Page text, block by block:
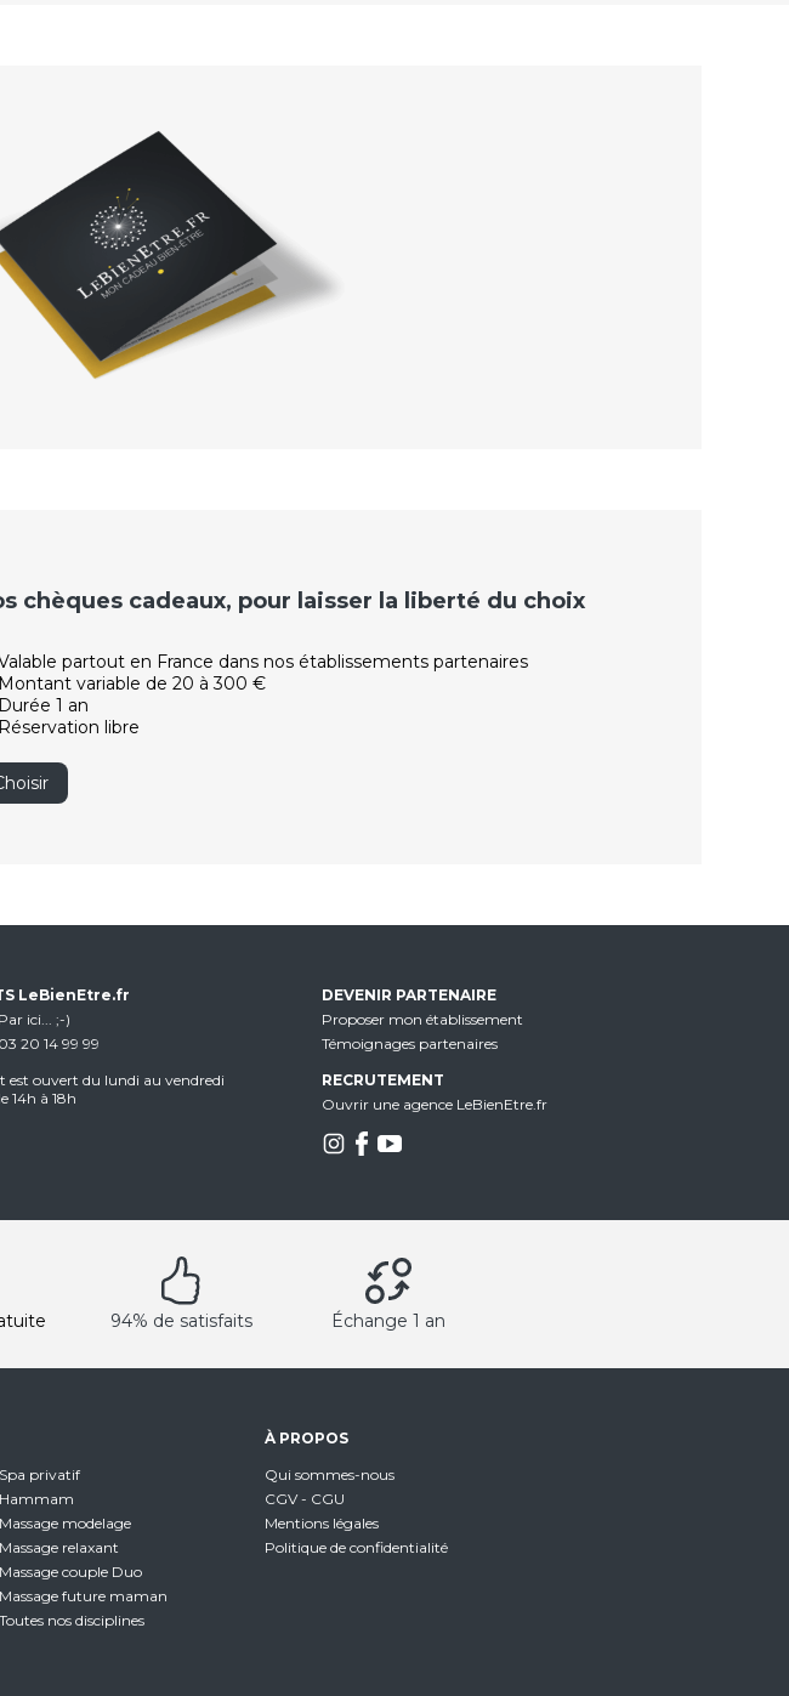
chèques cadeaux, pour laisser la liberté du choix
partout en France dans nos établissements partenaires
Montant variable de 20 à 300 €
Durée 1 an
Réservation libre
LeBienEtre.fr
Par ici... ;-)
03 20 14 99 99
est ouvert du lundi au vendredi
14h à 18h
DEVENIR PARTENAIRE
Proposer mon établissement
Témoignages partenaires
RECRUTEMENT
Ouvrir une agence LeBienEtre.fr
94% de satisfaits Échange 1 an
Spa privatif
Hammam
Massage modelage
Massage relaxant
Massage couple Duo
Massage future maman
Toutes nos disciplines
À PROPOS
Qui sommes-nous
CGV - CGU
Mentions légales
Politique de confidentialité